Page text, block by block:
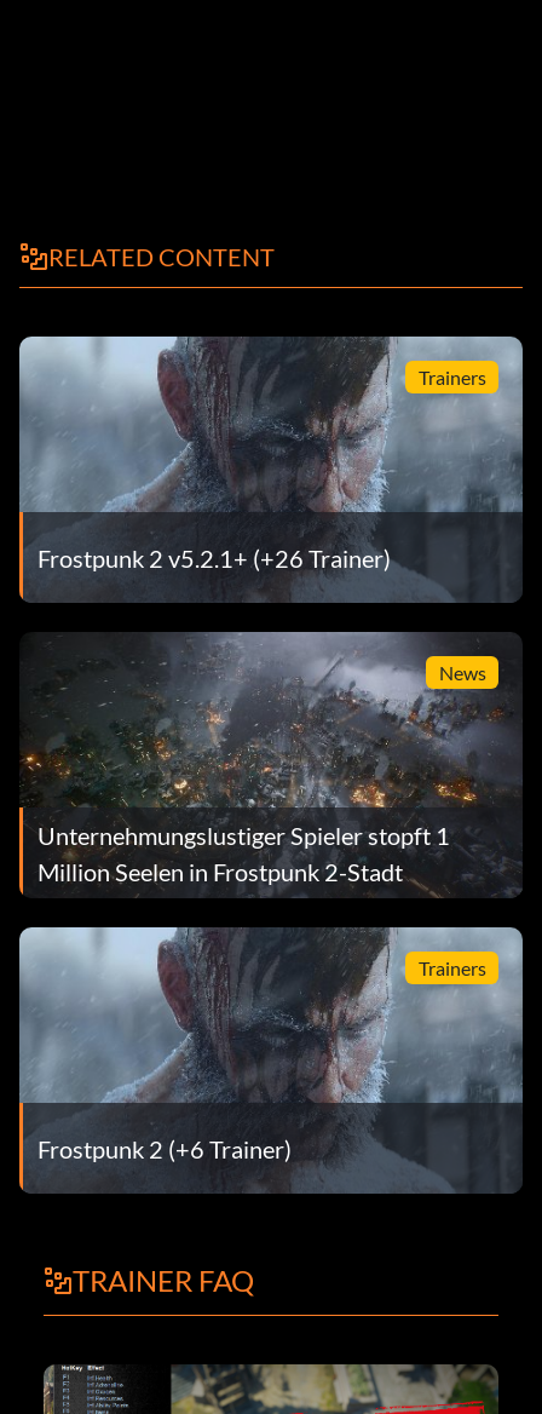
RELATED CONTENT
Trainers
Frostpunk 2 v5.2.1+ (+26 Trainer)
News
Unternehmungslustiger Spieler stopft 1
Million Seelen in Frostpunk 2-Stadt
Trainers
Frostpunk 2 (+6 Trainer)
TRAINER FAQ